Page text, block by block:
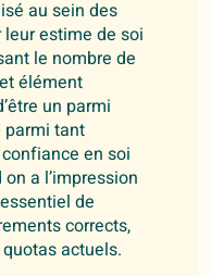
au sein des
estime de soi
le nombre de
élément
un parmi
parmi tant
en soi
a l’impression
de
corrects,
actuels.